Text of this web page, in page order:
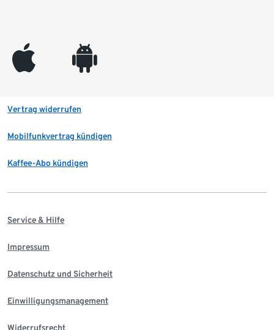
appleinc android
Vertrag widerrufen
Mobilfunkvertrag kündigen
Kaffee-Abo kündigen
Service & Hilfe
Impressum
Datenschutz und Sicherheit
Einwilligungsmanagement
Widerrufsrecht